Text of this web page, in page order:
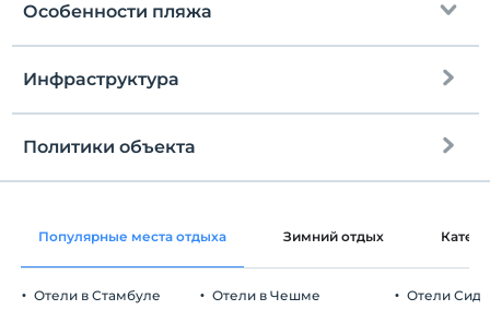
Особенности пляжа
До пляжа
Песчано-галечный пляж
Инфраструктура
Общие зоны и все комнаты
Политики объекта
Зарегистрироваться
Время выезда
До 11:00
Домашние животные
Популярные места отдыха Зимний отдых
Отели в Стамбуле Отели в Чешме Отели Сиде